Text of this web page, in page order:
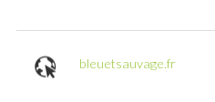
bleuetsauvage.fr